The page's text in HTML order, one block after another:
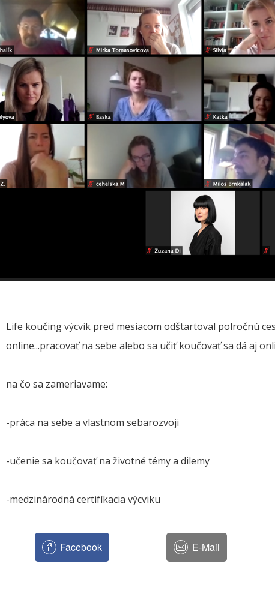
Life koučing výcvik pred mesiacom odštartoval polročnú
online...pracovať na sebe alebo sa učiť koučovať sa dá aj
na čo sa zameriavame:
-práca na sebe a vlastnom sebarozvoji
-učenie sa koučovať na životné témy a dilemy
-medzinárodná certifíkacia výcviku
Facebook E-Mail